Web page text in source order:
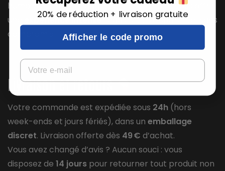
humain, et notre engagement est simple : vous offrir
une
expérience intense, légale et transparente, sans
compromis.
Livraison et retours
Votre commande est expédiée sous 24h (hors
week-ends et jours fériés), dans un emballage
discret. Livraison offerte dès 49 € d’achat.
Vous avez changé d’avis ? Aucun souci : vous
disposez de 14 jours pour retourner tout produit non
20% de réduction + livraison gratuite
Afficher le code promo
Email